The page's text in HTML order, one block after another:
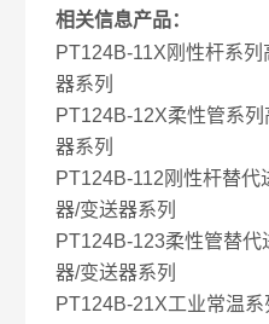
相关信息产品：
PT124B-11X刚性杆系
器系列
PT124B-12X柔性管系
器系列
PT124B-112刚性杆替
器/变送器系列
PT124B-123柔性管替
器/变送器系列
PT124B-21X工业常温